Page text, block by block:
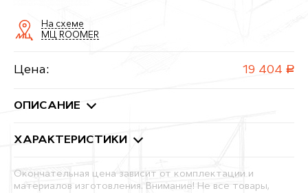
На схеме
МЦ ROOMER
Цена: 19 404 руб.
ОПИСАНИЕ
ХАРАКТЕРИСТИКИ
Окончательная цена зависит от комплектации и
материалов изготовления. Внимание! Не все товары,